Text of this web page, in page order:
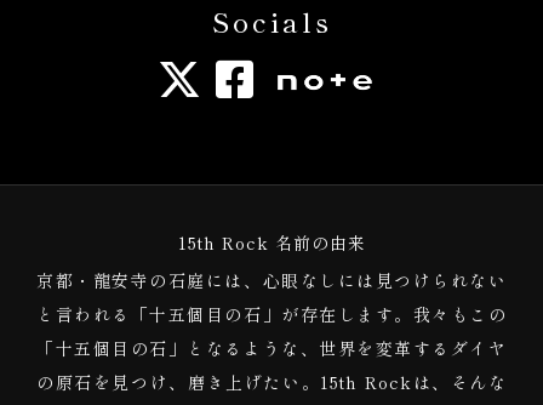
Socials
15th Rock 名前の由来
京都・龍安寺の石庭には、心眼なしには見つけられない
と言われる「十五個目の石」が存在します。我々もこの
「十五個目の石」となるような、世界を変革するダイヤ
の原石を見つけ、磨き上げたい。15th Rockは、そんな